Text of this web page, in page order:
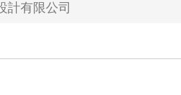
計有限公司